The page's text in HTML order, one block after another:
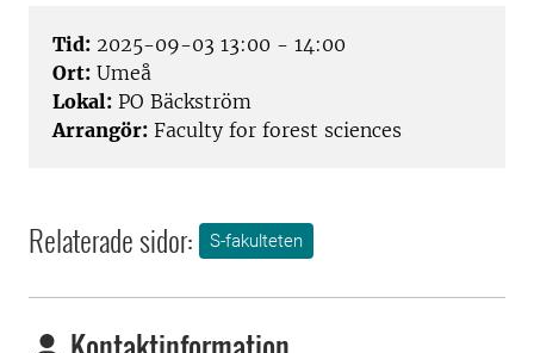
Tid: 2025-09-03 13:00 - 14:00
Ort: Umeå
Lokal: PO Bäckström
Arrangör: Faculty for forest sciences
Relaterade sidor: S-fakulteten